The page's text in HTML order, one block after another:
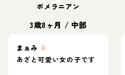
ポメラニアン
3歳8ヶ月 / 中部
まぁみ ♀
あざと可愛い女の子です